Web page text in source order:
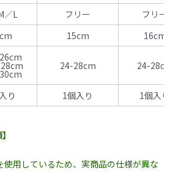
／L フリー
フリー
15cm 16cm
24-28cm 24-28cm
り 1個入り 1個入り
用しているため、実商品の仕様が異な